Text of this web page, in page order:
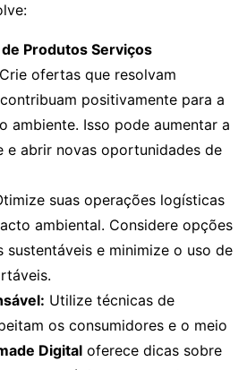
Produtos Serviços
Crie ofertas que resolvam
positivamente para a
ambiente. Isso pode aumentar a
e abrir novas oportunidades de
suas operações logísticas
ambiental. Considere opções
sustentáveis e minimize o uso de
Utilize técnicas de
os consumidores e o meio
Digital oferece dicas sobre